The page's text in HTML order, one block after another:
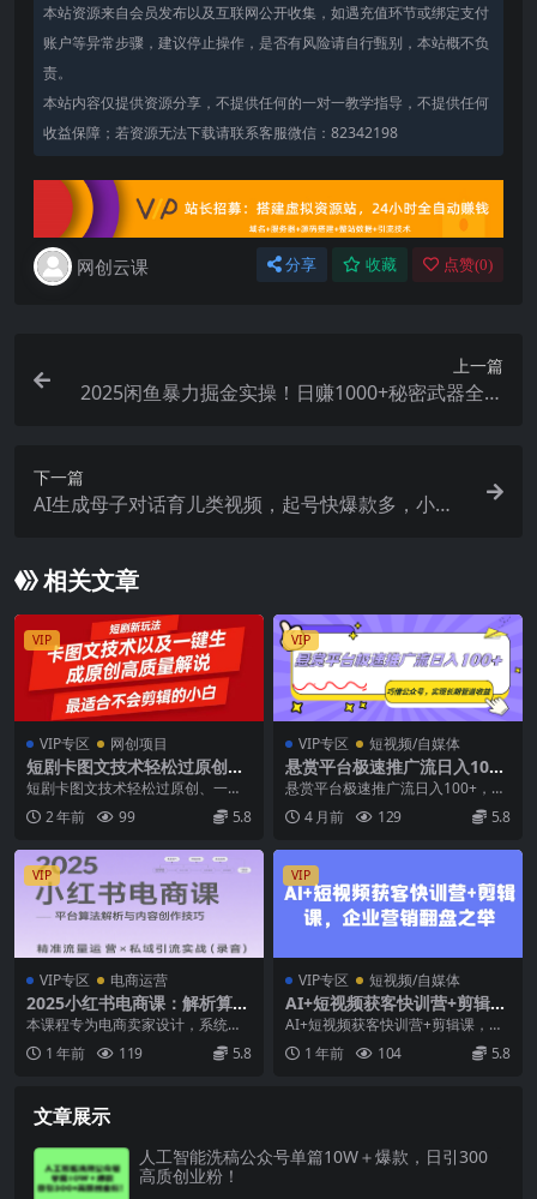
本站资源来自会员发布以及互联网公开收集，如遇充值环节或绑定支付
账户等异常步骤，建议停止操作，是否有风险请自行甄别，本站概不负
责。
本站内容仅提供资源分享，不提供任何的一对一教学指导，不提供任何
收益保障；若资源无法下载请联系客服微信：82342198
网创云课 分享 收藏 点赞(0)
上一篇
2025闲鱼暴力掘金实操！日赚1000+秘密武器全流
下一篇
AI生成母子对话育儿类视频，起号快爆款多，小白
相关文章
VIP
VIP专区 网创项目
短剧卡图文技术轻松过原创、
一键生成高质量短剧视频，最
适合小白上手的干货技术【揭
秘】
短剧卡图文技术轻松过原创、一键
生成高质量短剧视频，最适合小白
上手的干货技术【揭秘...
2 年前 99 5.8
VIP
VIP专区 短视频/自媒体
悬赏平台极速推广流日入100
+，巧借公众号，实现长期管
道收益
悬赏平台极速推广流日入100+，巧
借公众号，实现长期管道收益 本期
所分享的是一个...
4 月前 129 5.8
VIP
VIP专区 电商运营
2025小红书电商课：解析算
法，创作高转化内容，助力卖
家获取流量实现变现(录音)
本课程专为电商卖家设计，系统讲
解2025年小红书流量获取与变现全
链路策略，涵盖平...
1 年前 119 5.8
VIP
VIP专区 短视频/自媒体
AI+短视频获客快训营+剪辑
课，企业营销翻盘之举
AI+短视频获客快训营+剪辑课，企
业营销翻盘之举 课程内容： 01 01
1.【平...
1 年前 104 5.8
文章展示
人工智能洗稿公众号单篇10W＋爆款，日引300
高质创业粉！